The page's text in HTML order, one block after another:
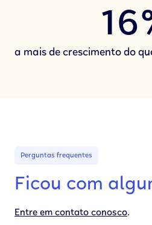
a mais de crescimento do
Perguntas frequentes
Ficou com
Entre em contato conosco.